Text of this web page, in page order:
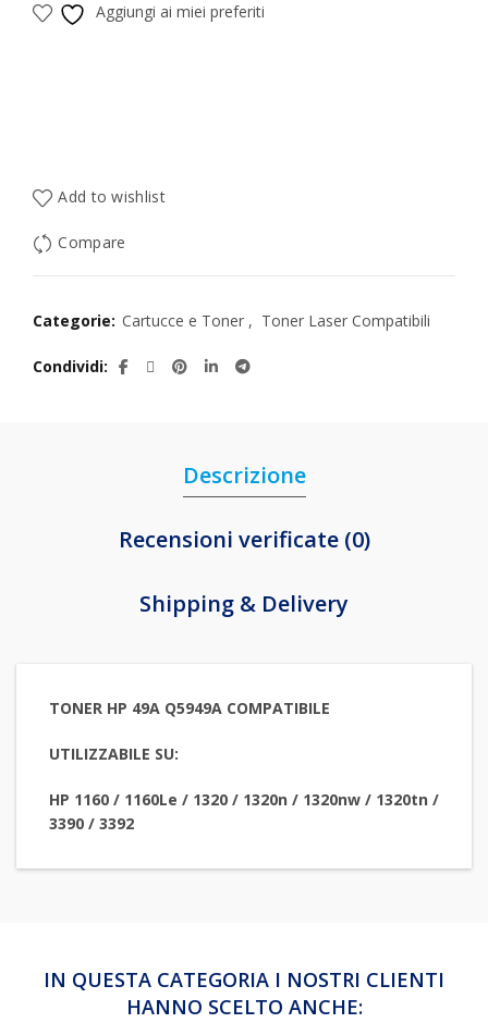
Aggiungi ai miei preferiti
Add to wishlist
Compare
Categorie: Cartucce e Toner , Toner Laser Compatibili
Condividi
Descrizione
Recensioni verificate (0)
Shipping & Delivery
TONER HP 49A Q5949A COMPATIBILE
UTILIZZABILE SU:
HP 1160 / 1160Le / 1320 / 1320n / 1320nw / 1320tn /
3390 / 3392
IN QUESTA CATEGORIA I NOSTRI CLIENTI
HANNO SCELTO ANCHE: